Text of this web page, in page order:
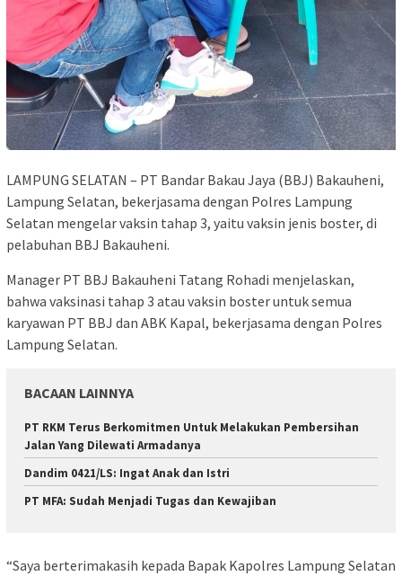
LAMPUNG SELATAN – PT Bandar Bakau Jaya (BBJ) Bakauheni,
Lampung Selatan, bekerjasama dengan Polres Lampung
Selatan mengelar vaksin tahap 3, yaitu vaksin jenis boster, di
pelabuhan BBJ Bakauheni.
Manager PT BBJ Bakauheni Tatang Rohadi menjelaskan,
bahwa vaksinasi tahap 3 atau vaksin boster untuk semua
karyawan PT BBJ dan ABK Kapal, bekerjasama dengan Polres
Lampung Selatan.
BACAAN LAINNYA
PT RKM Terus Berkomitmen Untuk Melakukan Pembersihan
Jalan Yang Dilewati Armadanya
Dandim 0421/LS: Ingat Anak dan Istri
PT MFA: Sudah Menjadi Tugas dan Kewajiban
“Saya berterimakasih kepada Bapak Kapolres Lampung Selatan